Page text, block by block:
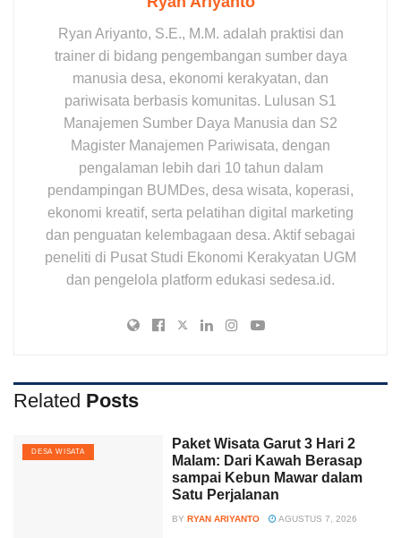
Ryan Ariyanto, S.E., M.M. adalah praktisi dan
trainer di bidang pengembangan sumber daya
manusia desa, ekonomi kerakyatan, dan
pariwisata berbasis komunitas. Lulusan S1
Manajemen Sumber Daya Manusia dan S2
Magister Manajemen Pariwisata, dengan
pengalaman lebih dari 10 tahun dalam
pendampingan BUMDes, desa wisata, koperasi,
ekonomi kreatif, serta pelatihan digital marketing
dan penguatan kelembagaan desa. Aktif sebagai
peneliti di Pusat Studi Ekonomi Kerakyatan UGM
dan pengelola platform edukasi sedesa.id.
Related Posts
DESA WISATA
Paket Wisata Garut 3 Hari 2
Malam: Dari Kawah Berasap
sampai Kebun Mawar dalam
Satu Perjalanan
BY RYAN ARIYANTO AGUSTUS 7, 2026